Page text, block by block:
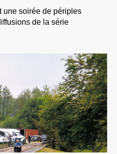
une soirée de périples
de la série